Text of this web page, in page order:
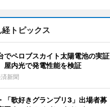
トピックス
でペロブスカイト太陽電池の実証
内光で発電性能を検証
新聞
「歌好きグランプリ3」出場者募